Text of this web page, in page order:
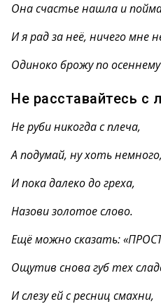
Она счастье нашла и
И я рад за неё, ничего мне
Одиноко брожу по осеннему
Не расставайтесь с
Не руби никогда с плеча,
А подумай, ну хоть немного,
И пока далеко до греха,
Назови золотое слово.
Ещё можно сказать:
Ощутив снова губ тех
И слезу ей с ресниц смахни,